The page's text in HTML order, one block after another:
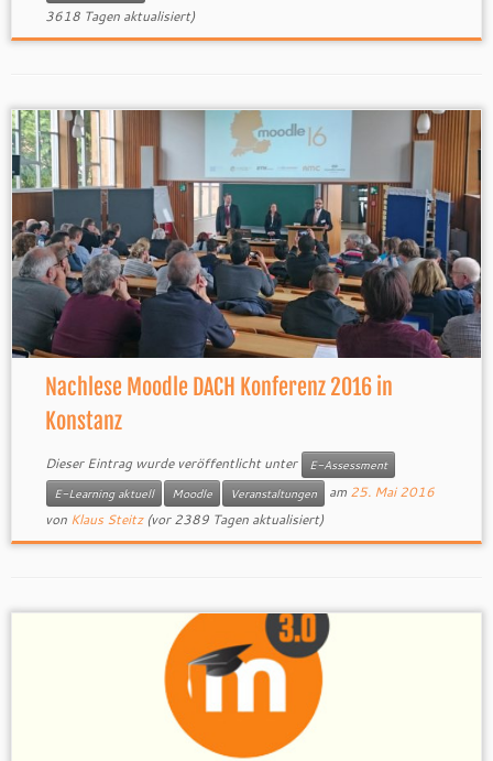
3618 Tagen aktualisiert)
Nachlese Moodle DACH Konferenz 2016 in
Konstanz
Dieser Eintrag wurde veröffentlicht unter
E-Assessment
E-Learning aktuell
Moodle Veranstaltungen am 25. Mai 2016
von Klaus Steitz(vor 2389 Tagen aktualisiert)